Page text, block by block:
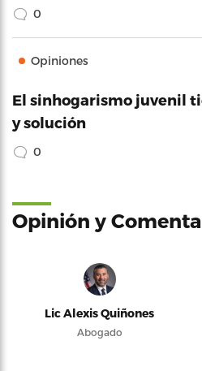
0
Opiniones
El sinhogarismo juvenil
y solución
0
Opinión y
Lic Alexis Quiñones
Abogado